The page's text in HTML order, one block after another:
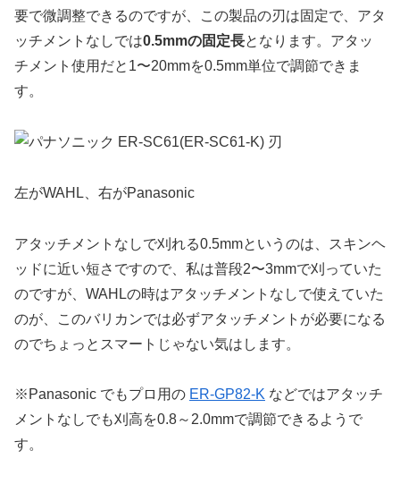
要で微調整できるのですが、この製品の刃は固定で、アタ
ッチメントなしでは0.5mmの固定長となります。アタッ
チメント使用だと1〜20mmを0.5mm単位で調節できま
す。
左がWAHL、右がPanasonic
アタッチメントなしで刈れる0.5mmというのは、スキンヘ
ッドに近い短さですので、私は普段2〜3mmで刈っていた
のですが、WAHLの時はアタッチメントなしで使えていた
のが、このバリカンでは必ずアタッチメントが必要になる
のでちょっとスマートじゃない気はします。
※Panasonic でもプロ用の ER-GP82-K などではアタッチ
メントなしでも刈高を0.8～2.0mmで調節できるようで
す。